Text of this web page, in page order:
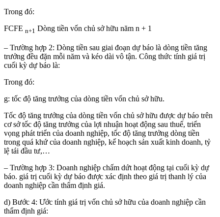
Trong đó:
FCFE n+1 Dòng tiền vốn chủ sở hữu năm n + 1
– Trường hợp 2: Dòng tiền sau giai đoạn dự báo là dòng tiền tăng
trưởng đều đặn mỗi năm và kéo dài vô tận. Công thức tính giá trị
cuối kỳ dự báo là:
Trong đó:
g: tốc độ tăng trưởng của dòng tiền vốn chủ sở hữu.
Tốc độ tăng trưởng của dòng tiền vốn chủ sở hữu được dự báo trên
cơ sở tốc độ tăng trưởng của lợi nhuận hoạt động sau thuế, triển
vọng phát triển của doanh nghiệp, tốc độ tăng trưởng dòng tiền
trong quá khứ của doanh nghiệp, kế hoạch sản xuất kinh doanh, tỷ
lệ tái đầu tư,…
– Trường hợp 3: Doanh nghiệp chấm dứt hoạt động tại cuối kỳ dự
báo. giá trị cuối kỳ dự báo được xác định theo giá trị thanh lý của
doanh nghiệp cần thẩm định giá.
d) Bước 4: Ước tính giá trị vốn chủ sở hữu của doanh nghiệp cần
thẩm định giá: